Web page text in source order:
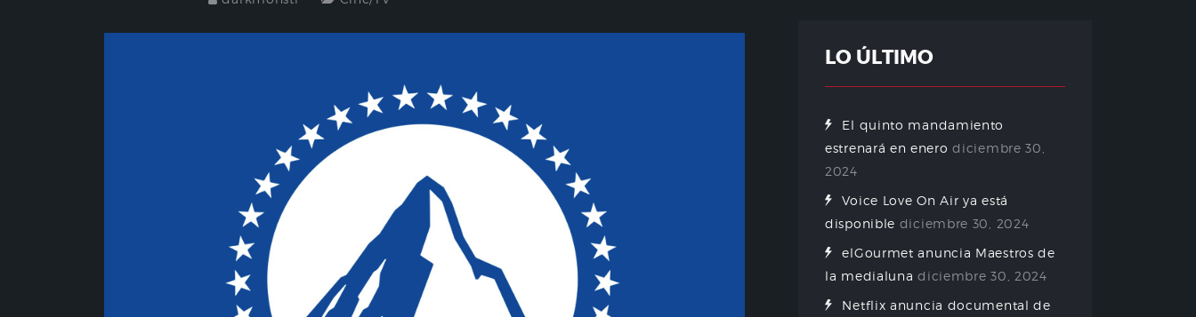
LO ÚLTIMO
El quinto mandamiento
estrenará en enero diciembre 30,
2024
Voice Love On Air ya está
disponible diciembre 30, 2024
elGourmet anuncia Maestros de
la medialuna diciembre 30, 2024
Netflix anuncia documental de